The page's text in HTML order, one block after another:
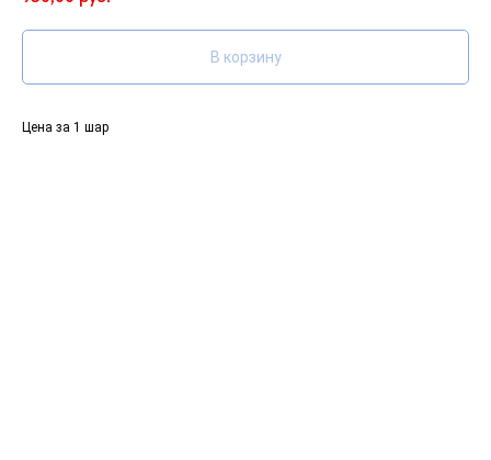
В корзину
Цена за 1 шар